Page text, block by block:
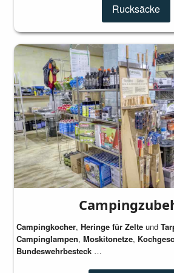
Rucksäcke
Campingkocher, Heringe für Zelte und
Campinglampen, Moskitonetze,
Bundeswehrbesteck …